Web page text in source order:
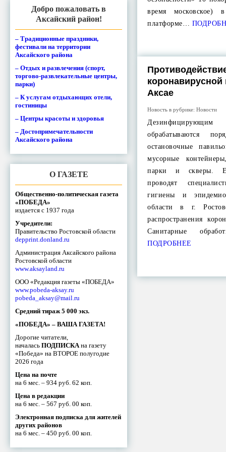
Добро пожаловать в
Аксайский район!
– Традиционные праздники,
фестивали на территории
Аксайского района
– Отдых и развлечения (спорт,
торгово-развлекательные центры,
парки)
– К услугам отдыхающих отели,
гостиницы
– Центры красоты и здоровья
– Достопримечательности
Аксайского района
О ГАЗЕТЕ
Общественно-политическая газета
«ПОБЕДА»
издается с 1937 года
Учредители:
Правительство Ростовской области
depprint.donland.ru
Администрация Аксайского района
Ростовской области
www.aksayland.ru
ООО «Редакция газеты «ПОБЕДА»
www.pobeda-aksay.ru
pobeda_aksay@mail.ru
Средний тираж 5 000 экз.
«ПОБЕДА» – ВАША ГАЗЕТА!
Дорогие читатели,
началась ПОДПИСКА на газету
«Победа» на ВТОРОЕ полугодие
2026 года
Цена на почте
на 6 мес. – 934 руб. 62 коп.
Цена в редакции
на 6 мес. – 567 руб. 00 коп.
Электронная подписка для жителей
других районов
на 6 мес. – 450 руб. 00 коп.
время московское)
платформе…
Аксае
Новость в рубрике:Новости
обрабатываются
остановочные
мусорные
парки и скверы.
проводят
гигиены и
области в г.
распространения
Санитарные
ПОДРОБНЕЕ